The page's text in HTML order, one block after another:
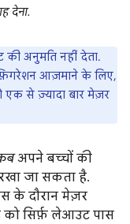
देना.
की अनुमति नहीं देता.
आज़माने के लिए,
से ज़्यादा बार मेज़र
अपने बच्चों की
जा सकता है.
के दौरान मेज़र
को सिर्फ़ लेआउट पास